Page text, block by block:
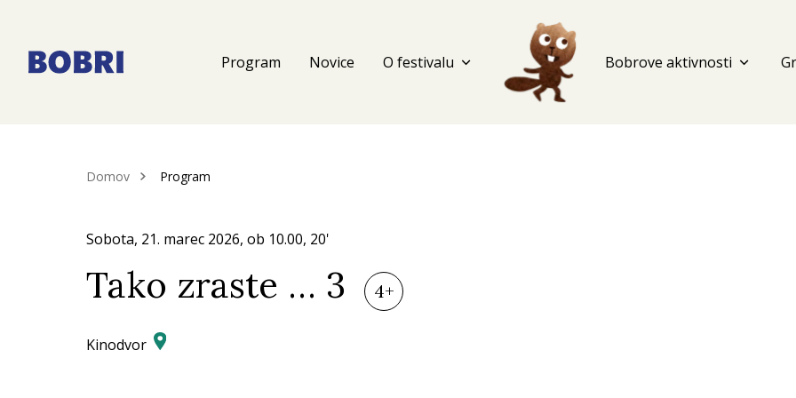
Program Novice O festivalu expand_more Bobrove aktivnosti expand_more
Domov Program
Sobota, 21. marec 2026, ob 10.00, 20'
Tako zraste … 3 4+
Kinodvor